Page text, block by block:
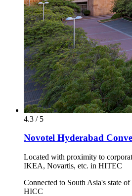
4.3 / 5
Novotel Hyderabad
Located with proximity to
IKEA, Novartis, etc. in HITEC
Connected to South Asia's state
HICC